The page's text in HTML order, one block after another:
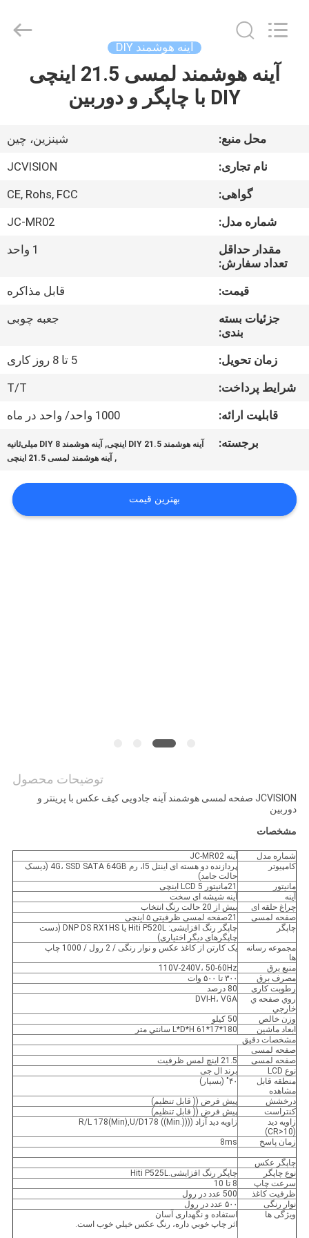
خانه
دربارهی
کارخانه
کیفیت
تماس
همه
موارد
Junction
Interactive
آینه هوشمند DIY
آینه هوشمند لمسی 21.5 اینچی
DIY با چاپگر و دوربین
محل منبع:
شينزين، چين
نام تجاری:
JCVISION
گواهی:
CE, Rohs, FCC
شماره مدل:
JC-MR02
مقدار حداقل
تعداد سفارش:
1 واحد
قیمت:
قابل مذاکره
جزئیات بسته
بندی:
جعبه چوبی
زمان تحویل:
5 تا 8 روز کاری
شرایط پرداخت:
T/T
قابلیت ارائه:
1000 واحد/ واحد در ماه
برجسته:
آینه هوشمند DIY 21.5 اینچی , آینه هوشمند DIY 8 میلی‌ثانیه
, آینه هوشمند لمسی 21.5 اینچی
بهترین قیمت
توضیحات محصول
JCVISION صفحه لمسی هوشمند آینه جادویی کیف عکس با پرینتر و
دوربین
مشخصات
شماره مدل
آینه JC-MR02
کامپیوتر
پردازنده دو هسته ای اینتل I5، رم 4G، SSD SATA 64GB (دیسک
حالت جامد)
مانیتور
21مانیتور LCD 5 اینچی
آینه
آینه شیشه ای سخت
چراغ حلقه ای
بیش از 20 حالت رنگ انتخاب
صفحه لمسی
21صفحه لمسی ظرفیتی ۵ اینچی
چاپگر
چاپگر رنگ افزایشی: Hiti P520L یا DNP DS RX1HS (دست
چاپگرهای دیگر اختیاری)
مجموعه رسانه
ها
یک کارتن از کاغذ عکس و نوار رنگی / 2 رول / 1000 چاپ
منبع برق
110V-240V، 50-60Hz
مصرف برق
۳۰۰ تا ۵۰۰ وات
رطوبت کاری
80 درصد
روي صفحه ي
خارجي
DVI-H، VGA
وزن خالص
50 کیلو
ابعاد ماشین
L*D*H 61*17*180 سانتي متر
مشخصات دقیق
صفحه لمسی
صفحه لمسی
21.5 اینچ لمس ظرفیت
نوع LCD
برند ال جی
منطقه قابل
مشاهده
۴۰" (بسیار)
درخشش
پیش فرض (( قابل تنظیم)
کنتراست
پیش فرض (( قابل تنظیم)
زاویه دید
(CR>10)
زاویه دید آزاد ((R/L 178(Min),U/D178 ((Min.))
زمان پاسخ 8ms
چاپگر عکس
نوع چاپگر
چاپگر رنگ افزایشی.Hiti P525L
سرعت چاپ
8 تا 10
ظرفیت کاغذ
500 عدد در رول
نوار رنگی
۵۰۰ عدد در رول
ویژگی ها
استفاده و نگهداری آسان
اثر چاپ خوبي داره، رنگ عکس خيلي خوب است.